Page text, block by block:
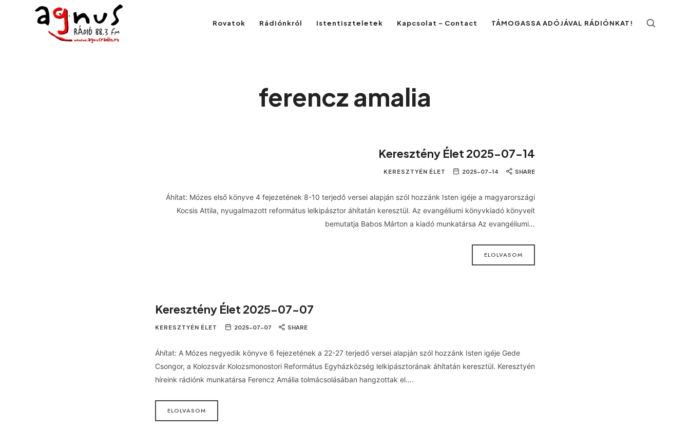
Agnus Rádió Rovatok Rádiónkról Istentiszteletek Kapcsolat – Contact TÁMOGASSA ADÓJÁVAL RÁDIÓNKAT!
ferencz amalia
Keresztény Élet 2025-07-14
KERESZTYÉN ÉLET 2025-07-14 SHARE
Áhítat: Mózes első könyve 4 fejezetének 8-10 terjedő versei alapján szól hozzánk Isten igéje a magyarországi
Kocsis Attila, nyugalmazott református lelkipásztor áhítatán keresztül. Az evangéliumi könyvkiadó könyveit
bemutatja Babos Márton a kiadó munkatársa Az evangéliumi…
ELOLVASOM
Keresztény Élet 2025-07-07
KERESZTYÉN ÉLET 2025-07-07 SHARE
Áhítat: A Mózes negyedik könyve 6 fejezetének a 22-27 terjedő versei alapján szól hozzánk Isten igéje Gede
Csongor, a Kolozsvár Kolozsmonostori Református Egyházközség lelkipásztorának áhítatán keresztül. Keresztyén
híreink rádiónk munkatársa Ferencz Amália tolmácsolásában hangzottak el….
ELOLVASOM